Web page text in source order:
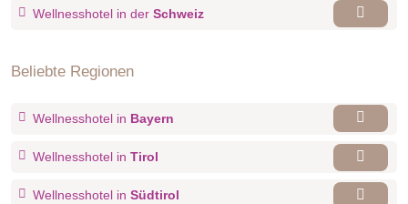
Wellnesshotel in der Schweiz
Beliebte Regionen
Wellnesshotel in Bayern
Wellnesshotel in Tirol
Wellnesshotel in Südtirol